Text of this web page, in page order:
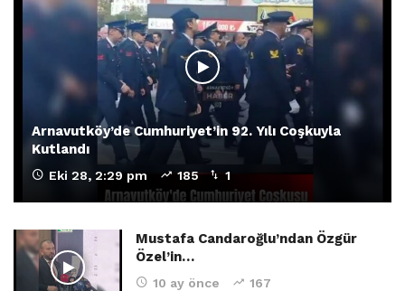
Arnavutköy’de Cumhuriyet’in 92. Yılı Coşkuyla
Kutlandı
Eki 28, 2:29 pm 185 1
Mustafa Candaroğlu’ndan Özgür
Özel’in…
10 ay önce 167